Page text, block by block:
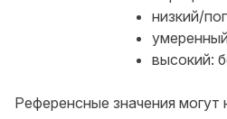
низкий/
высокий:
Референсные значения могут